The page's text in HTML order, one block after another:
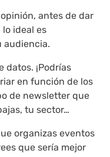
antes de dar
ideal es
audiencia.
datos. ¡Podrías
en función de los
de newsletter que
tu sector…
organizas eventos
que sería mejor